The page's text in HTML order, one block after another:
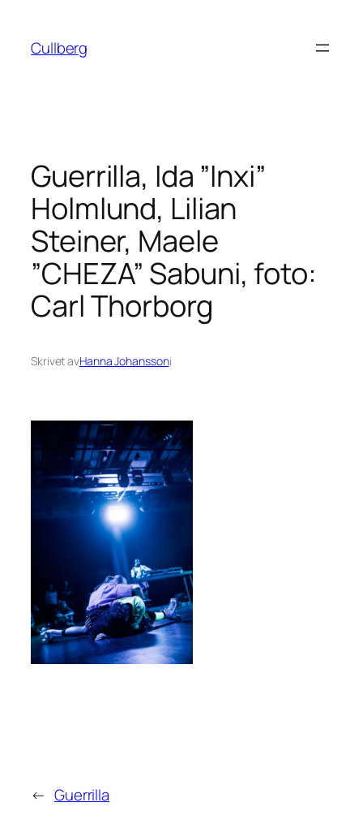
innehåll
Cullberg
Guerrilla, Ida ”Inxi”
Holmlund, Lilian
Steiner, Maele
”CHEZA” Sabuni, foto:
Carl Thorborg
Skrivet avHanna Johanssoni
← Guerrilla